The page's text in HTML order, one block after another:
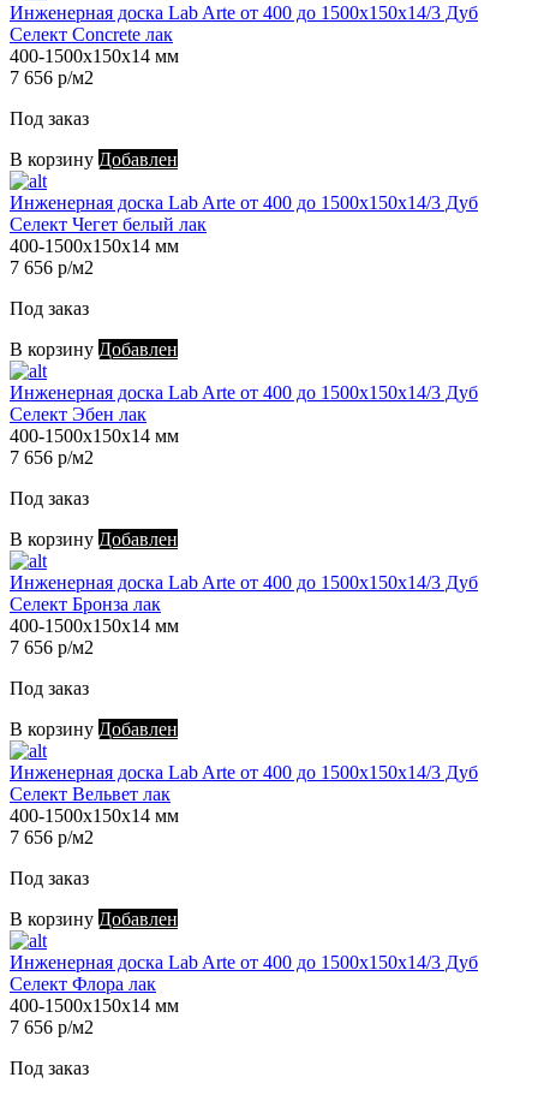
Инженерная доска Lab Arte от 400 до 1500х150х14/3 Дуб
Селект Concrete лак
400-1500х150х14 мм
7 656 р/м2
Под заказ
В корзину Добавлен
Инженерная доска Lab Arte от 400 до 1500х150х14/3 Дуб
Селект Чегет белый лак
400-1500х150х14 мм
7 656 р/м2
Под заказ
В корзину Добавлен
Инженерная доска Lab Arte от 400 до 1500х150х14/3 Дуб
Селект Эбен лак
400-1500х150х14 мм
7 656 р/м2
Под заказ
В корзину Добавлен
Инженерная доска Lab Arte от 400 до 1500х150х14/3 Дуб
Селект Бронза лак
400-1500х150х14 мм
7 656 р/м2
Под заказ
В корзину Добавлен
Инженерная доска Lab Arte от 400 до 1500х150х14/3 Дуб
Селект Вельвет лак
400-1500х150х14 мм
7 656 р/м2
Под заказ
В корзину Добавлен
Инженерная доска Lab Arte от 400 до 1500х150х14/3 Дуб
Селект Флора лак
400-1500х150х14 мм
7 656 р/м2
Под заказ